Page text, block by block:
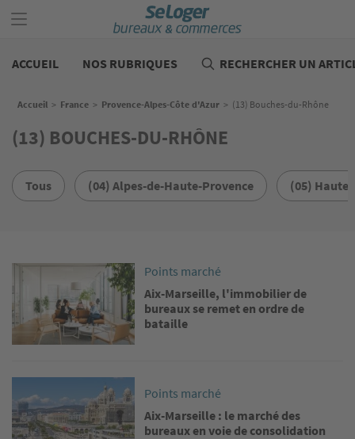
au
commerces
ACCUEIL NOS RUBRIQUES RECHERCHER UN
Fil d'Ariane
Accueil > France > Provence-Alpes-Côte d'Azur > (13) Bouches-du-Rhône
(13) BOUCHES-DU-RHÔNE
Tous (04) Alpes-de-Haute-Provence (05)
Image
Points marché
Aix-Marseille, l'immobilier de
bureaux se remet en ordre de
bataille
Points marché
Aix-Marseille : le marché des
bureaux en voie de consolidation